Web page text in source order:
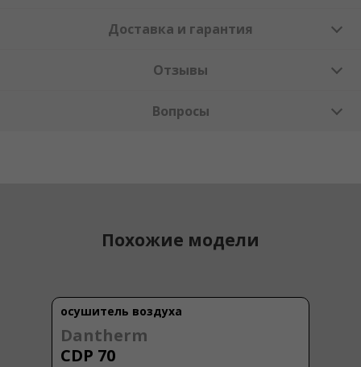
Доставка и гарантия
Отзывы
Вопросы
Похожие модели
осушитель воздуха
Dantherm
CDP 70